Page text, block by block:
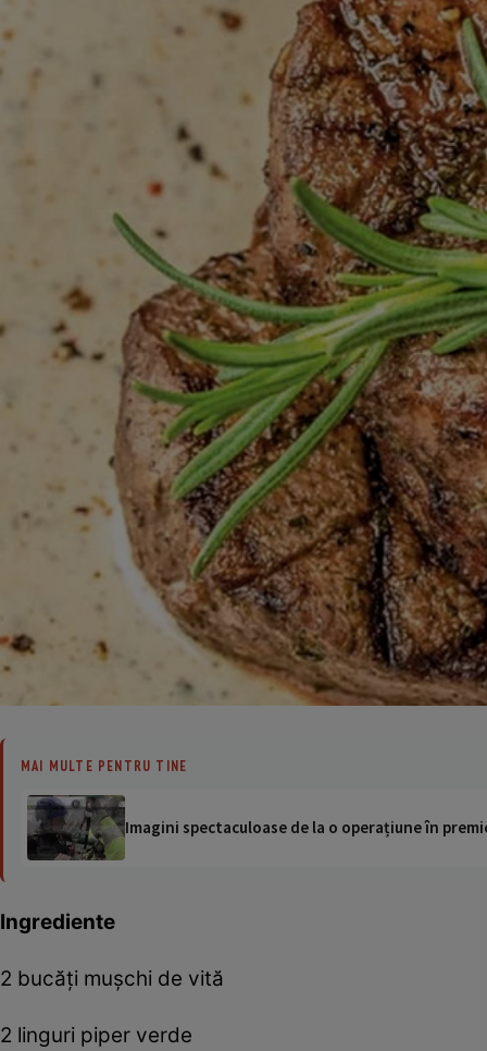
MAI MULTE PENTRU TINE
Imagini spectaculoase de la o operațiune în
Ingrediente
2 bucăți mușchi de vită
2 linguri piper verde